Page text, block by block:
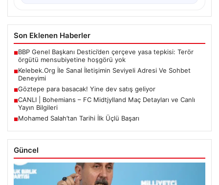
Son Eklenen Haberler
■BBP Genel Başkanı Destici’den çerçeve yasa tepkisi: Terör
örgütü mensubiyetine hoşgörü yok
■Kelebek.Org İle Sanal İletişimin Seviyeli Adresi Ve Sohbet
Deneyimi
■Göztepe para basacak! Yine dev satış geliyor
■CANLI | Bohemians – FC Midtjylland Maç Detayları ve Canlı
Yayın Bilgileri
■Mohamed Salah’tan Tarihi İlk Üçlü Başarı
Güncel